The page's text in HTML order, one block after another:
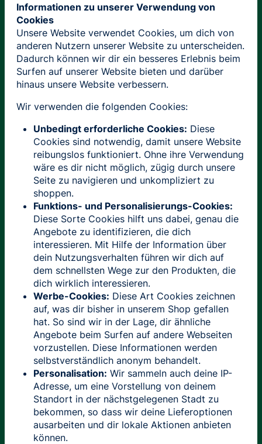
Informationen zu unserer Verwendung von
Cookies
Unsere Website verwendet Cookies, um dich von
anderen Nutzern unserer Website zu unterscheiden.
Dadurch können wir dir ein besseres Erlebnis beim
Surfen auf unserer Website bieten und darüber
hinaus unsere Website verbessern.
Wir verwenden die folgenden Cookies:
Unbedingt erforderliche Cookies: Diese
Cookies sind notwendig, damit unsere Website
reibungslos funktioniert. Ohne ihre Verwendung
wäre es dir nicht möglich, zügig durch unsere
Seite zu navigieren und unkompliziert zu
shoppen.
Funktions- und Personalisierungs-Cookies:
Diese Sorte Cookies hilft uns dabei, genau die
Angebote zu identifizieren, die dich
interessieren. Mit Hilfe der Information über
dein Nutzungsverhalten führen wir dich auf
dem schnellsten Wege zur den Produkten, die
dich wirklich interessieren.
Werbe-Cookies: Diese Art Cookies zeichnen
auf, was dir bisher in unserem Shop gefallen
hat. So sind wir in der Lage, dir ähnliche
Angebote beim Surfen auf andere Webseiten
vorzustellen. Diese Informationen werden
selbstverständlich anonym behandelt.
Personalisation: Wir sammeln auch deine IP-
Adresse, um eine Vorstellung von deinem
Standort in der nächstgelegenen Stadt zu
bekommen, so dass wir deine Lieferoptionen
ausarbeiten und dir lokale Aktionen anbieten
können.